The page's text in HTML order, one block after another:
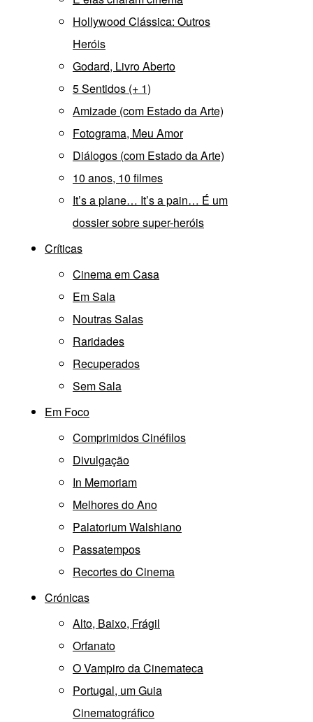
Hollywood Clássica: Outros
Heróis
Godard, Livro Aberto
5 Sentidos (+ 1)
Amizade (com Estado da Arte)
Fotograma, Meu Amor
Diálogos (com Estado da Arte)
10 anos, 10 filmes
It’s a plane… It’s a pain… É um
dossier sobre super-heróis
Críticas
Cinema em Casa
Em Sala
Noutras Salas
Raridades
Recuperados
Sem Sala
Em Foco
Comprimidos Cinéfilos
Divulgação
In Memoriam
Melhores do Ano
Palatorium Walshiano
Passatempos
Recortes do Cinema
Crónicas
Alto, Baixo, Frágil
Orfanato
O Vampiro da Cinemateca
Portugal, um Guia
Cinematográfico